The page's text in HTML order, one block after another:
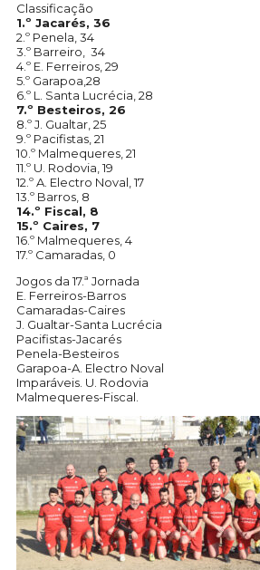
Classificação
1.º Jacarés, 36
2.º Penela, 34
3.º Barreiro, 34
4.º E. Ferreiros, 29
5.º Garapoa,28
6.º L. Santa Lucrécia, 28
7.º Besteiros, 26
8.º J. Gualtar, 25
9.º Pacifistas, 21
10.º Malmequeres, 21
11.º U. Rodovia, 19
12.º A. Electro Noval, 17
13.º Barros, 8
14.º Fiscal, 8
15.º Caires, 7
16.º Malmequeres, 4
17.º Camaradas, 0
Jogos da 17.ª Jornada
E. Ferreiros-Barros
Camaradas-Caires
J. Gualtar-Santa Lucrécia
Pacifistas-Jacarés
Penela-Besteiros
Garapoa-A. Electro Noval
Imparáveis. U. Rodovia
Malmequeres-Fiscal.